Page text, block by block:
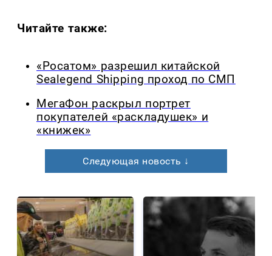
Читайте также:
«Росатом» разрешил китайской
Sealegend Shipping проход по СМП
МегаФон раскрыл портрет
покупателей «раскладушек» и
«книжек»
Следующая новость ↓